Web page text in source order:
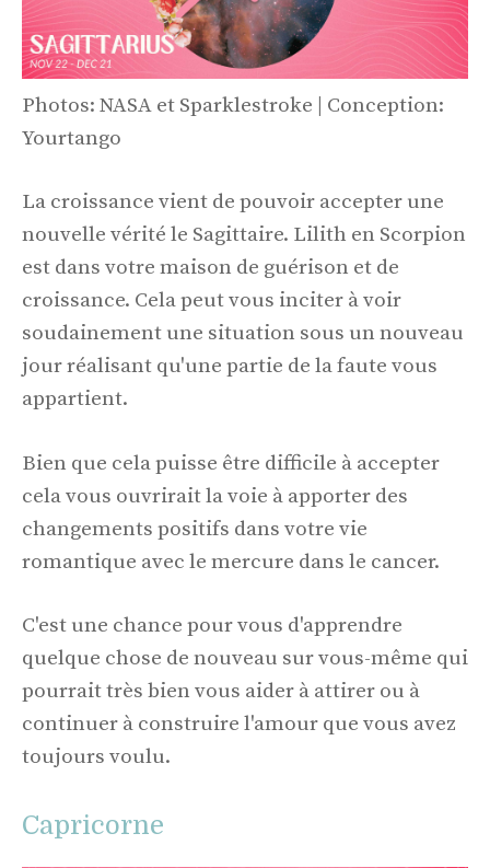
Photos: NASA et Sparklestroke | Conception:
Yourtango
La croissance vient de pouvoir accepter une
nouvelle vérité le Sagittaire. Lilith en Scorpion
est dans votre maison de guérison et de
croissance. Cela peut vous inciter à voir
soudainement une situation sous un nouveau
jour réalisant qu'une partie de la faute vous
appartient.
Bien que cela puisse être difficile à accepter
cela vous ouvrirait la voie à apporter des
changements positifs dans votre vie
romantique avec le mercure dans le cancer.
C'est une chance pour vous d'apprendre
quelque chose de nouveau sur vous-même qui
pourrait très bien vous aider à attirer ou à
continuer à construire l'amour que vous avez
toujours voulu.
Capricorne